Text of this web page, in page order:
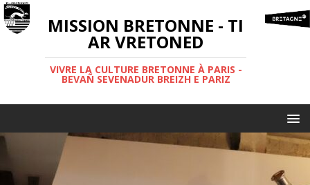
MISSION BRETONNE - TI
AR VRETONED
VIVRE LA CULTURE BRETONNE À PARIS -
BEVAÑ SEVENADUR BREIZH E PARIZ